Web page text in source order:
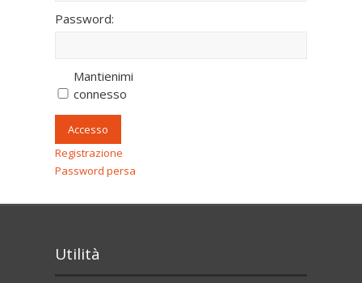
Password:
Mantienimi
connesso
Accesso
Registrazione
Password persa
Utilità